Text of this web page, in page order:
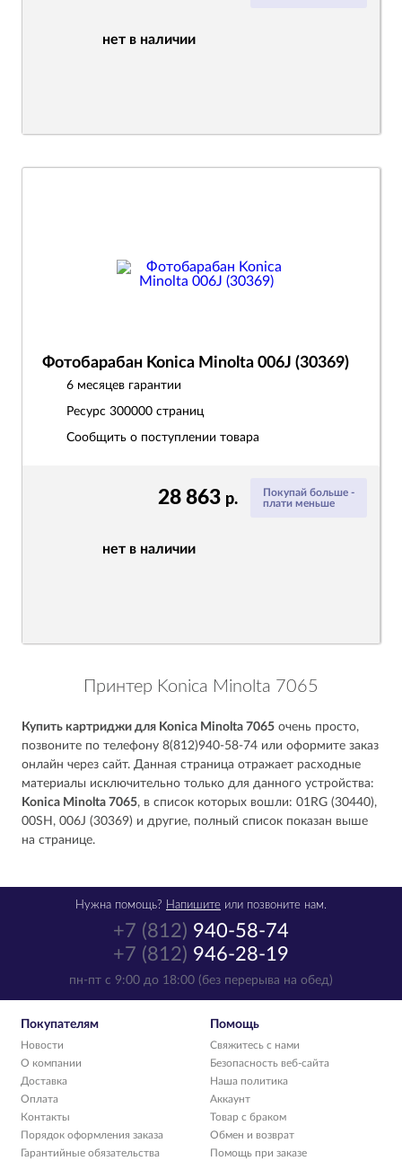
нет в наличии
Покупай больше -
плати меньше
28 863 р.
нет в наличии
Фотобарабан Konica Minolta 006J (30369)
6 месяцев гарантии
Ресурс 300000 страниц
Сообщить о поступлении товара
Принтер Konica Minolta 7065
Купить картриджи для Konica Minolta 7065 очень просто,
позвоните по телефону 8(812)940-58-74 или оформите заказ
онлайн через сайт. Данная страница отражает расходные
материалы исключительно только для данного устройства:
Konica Minolta 7065, в список которых вошли: 01RG (30440),
00SH, 006J (30369) и другие, полный список показан выше
на странице.
+7 (812) 940-58-74
+7 (812) 946-28-19
пн-пт с 9:00 до 18:00 (без перерыва на обед)
Нужна помощь? Напишите или позвоните нам.
Покупателям
Новости
О компании
Доставка
Оплата
Контакты
Порядок оформления заказа
Гарантийные обязательства
Помощь
Свяжитесь с нами
Безопасность веб-сайта
Наша политика
Аккаунт
Товар с браком
Обмен и возврат
Помощь при заказе